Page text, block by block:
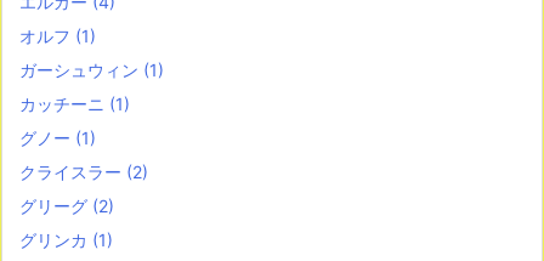
オルフ (1)
ガーシュウィン (1)
カッチーニ (1)
グノー (1)
クライスラー (2)
グリーグ (2)
グリンカ (1)